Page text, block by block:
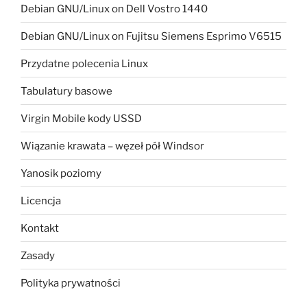
Debian GNU/Linux on Dell Vostro 1440
Debian GNU/Linux on Fujitsu Siemens Esprimo V6515
Przydatne polecenia Linux
Tabulatury basowe
Virgin Mobile kody USSD
Wiązanie krawata – węzeł pół Windsor
Yanosik poziomy
Licencja
Kontakt
Zasady
Polityka prywatności